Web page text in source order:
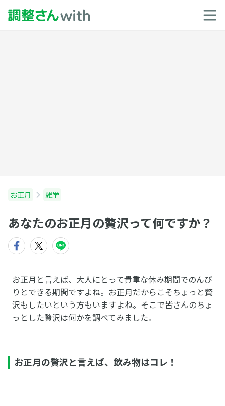
お正月 雑学
あなたのお正月の贅沢って何ですか？
お正月と言えば、大人にとって貴重な休み期間でのんび
りとできる期間ですよね。お正月だからこそちょっと贅
沢もしたいという方もいますよね。そこで皆さんのちょ
っとした贅沢は何かを調べてみました。
お正月の贅沢と言えば、飲み物はコレ！